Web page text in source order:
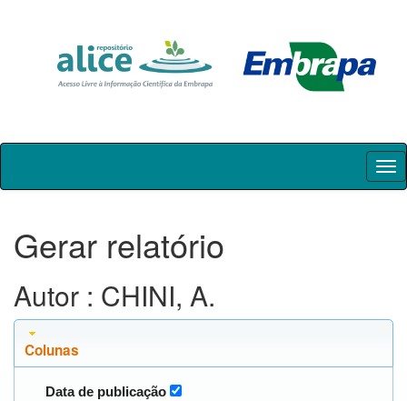
Skip
Gerar relatório
Autor : CHINI, A.
Colunas
Data de publicação